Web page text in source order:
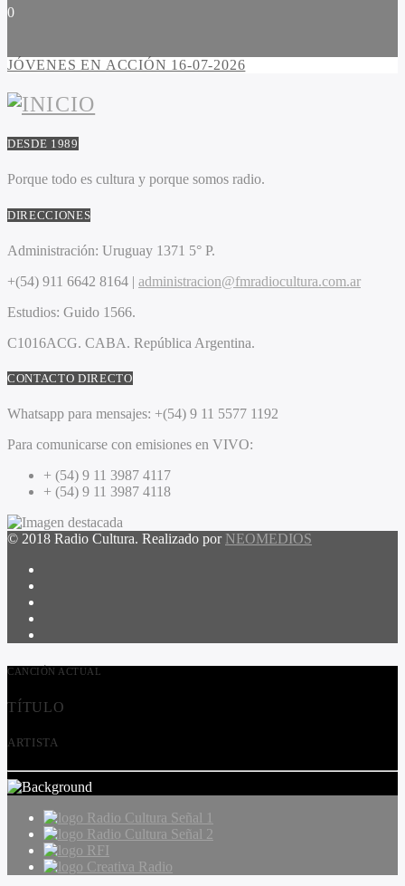
0
JÓVENES EN ACCIÓN 16-07-2026
DESDE 1989
Porque todo es cultura y porque somos radio.
DIRECCIONES
Administración: Uruguay 1371 5° P.
+(54) 911 6642 8164 | administracion@fmradiocultura.com.ar
Estudios: Guido 1566.
C1016ACG. CABA. República Argentina.
CONTACTO DIRECTO
Whatsapp para mensajes: +(54) 9 11 5577 1192
Para comunicarse con emisiones en VIVO:
+ (54) 9 11 3987 4117
+ (54) 9 11 3987 4118
© 2018 Radio Cultura. Realizado por NEOMEDIOS
CANCIÓN ACTUAL
TÍTULO
ARTISTA
Radio Cultura Señal 1
Radio Cultura Señal 2
RFI
Creativa Radio